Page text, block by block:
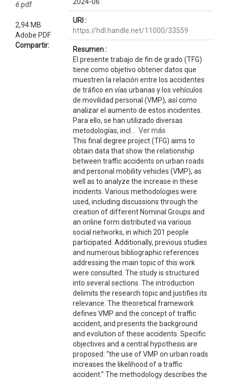
é.pdf
2,94 MB
Adobe PDF
Compartir:
URI :
https://hdl.handle.net/11000/33559
Resumen :
El presente trabajo de fin de grado (TFG)
tiene como objetivo obtener datos que
muestren la relación entre los accidentes
de tráfico en vías urbanas y los vehículos
de movilidad personal (VMP), así como
analizar el aumento de estos incidentes.
Para ello, se han utilizado diversas
metodologías, incl... Ver más
This final degree project (TFG) aims to
obtain data that show the relationship
between traffic accidents on urban roads
and personal mobility vehicles (VMP), as
well as to analyze the increase in these
incidents. Various methodologies were
used, including discussions through the
creation of different Nominal Groups and
an online form distributed via various
social networks, in which 201 people
participated. Additionally, previous studies
and numerous bibliographic references
addressing the main topic of this work
were consulted. The study is structured
into several sections. The introduction
delimits the research topic and justifies its
relevance. The theoretical framework
defines VMP and the concept of traffic
accident, and presents the background
and evolution of these accidents. Specific
objectives and a central hypothesis are
proposed: “the use of VMP on urban roads
increases the likelihood of a traffic
accident.” The methodology describes the